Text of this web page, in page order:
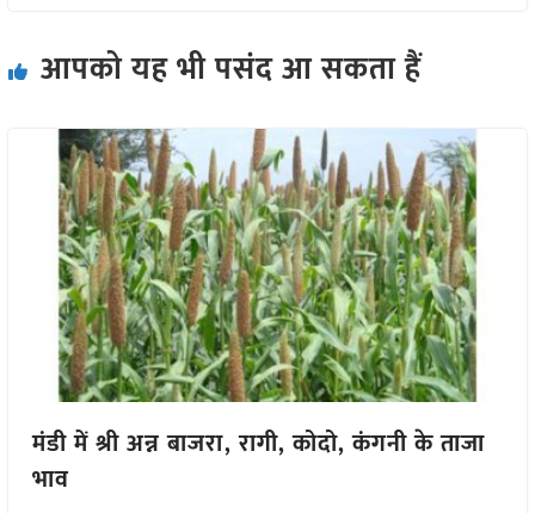
आपको यह भी पसंद आ सकता हैं
मंडी में श्री अन्न बाजरा, रागी, कोदो, कंगनी के ताजा
भाव